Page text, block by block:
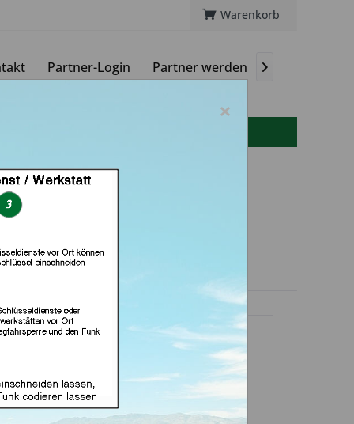
Warenkorb
Partner-Login Partner werden 
(in Bremen)
für Ford 3 Tasten
Produkt)
×